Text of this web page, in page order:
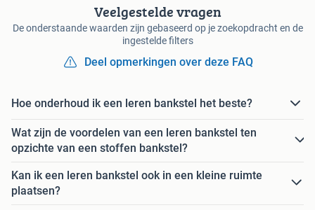
Veelgestelde vragen
De onderstaande waarden zijn gebaseerd op je zoekopdracht en de
ingestelde filters
Deel opmerkingen over deze FAQ
Hoe onderhoud ik een leren bankstel het beste?
Wat zijn de voordelen van een leren bankstel ten
opzichte van een stoffen bankstel?
Kan ik een leren bankstel ook in een kleine ruimte
plaatsen?